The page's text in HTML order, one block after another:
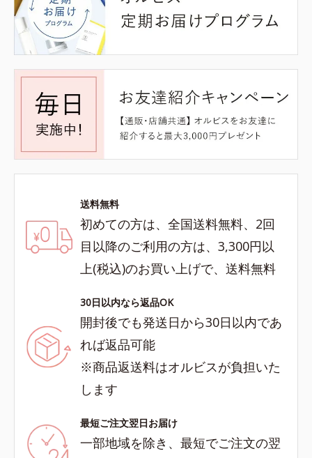
送料無料
初めての方は、全国送料無料、2回
目以降のご利用の方は、3,300円以
上(税込)のお買い上げで、送料無料
30日以内なら返品OK
開封後でも発送日から30日以内であ
れば返品可能
※商品返送料はオルビスが負担いた
します
最短ご注文翌日お届け
一部地域を除き、最短でご注文の翌